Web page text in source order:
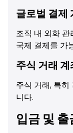
글로벌 결제
조직 내 외화
국제 결제를 가
주식 거래 계
주식 거래, 특
니다.
입금 및 출